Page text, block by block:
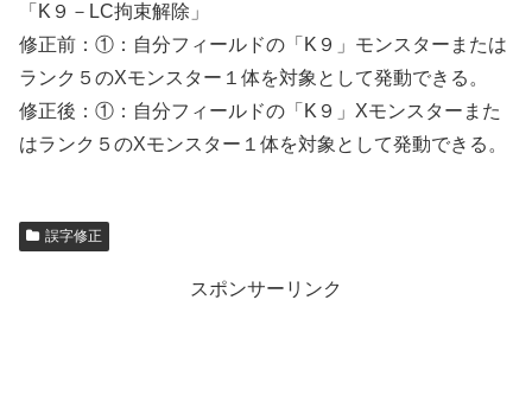
「K９－LC拘束解除」
修正前：①：自分フィールドの「K９」モンスターまたは
ランク５のXモンスター１体を対象として発動できる。
修正後：①：自分フィールドの「K９」Xモンスターまた
はランク５のXモンスター１体を対象として発動できる。
誤字修正
スポンサーリンク